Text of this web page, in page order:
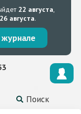
22 августа,
26 августа.
Поиск